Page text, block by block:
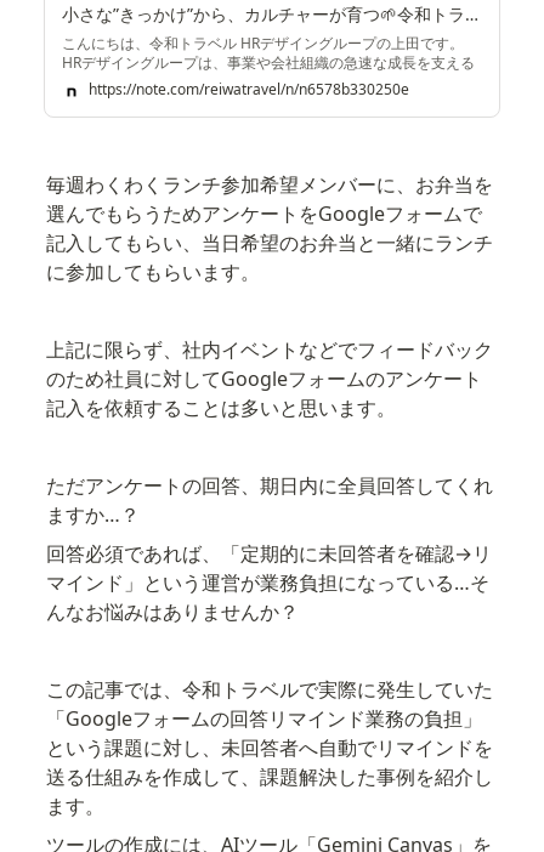
小さな”きっかけ”から、カルチャーが育つ🌱令和トラベルの『わくわくランチ』とは？｜株式会社令和トラベル
こんにちは、令和トラベル HRデザイングループの上田です。
HRデザイングループは、事業や会社組織の急速な成長を支える
ために、制度設計や組織開発、カルチャー醸成や社内コミュニ
ケーションなどの側面からさまざまな施策を企画・実行するチ
ームです。 そんなHRデザイングループの取り組みの一つである
相互理解を醸成する機会として実施しています。 この記事で
は、このランチ企画の様子や、そこに込めた想いをご紹介しま
す。 🥗『わくわくランチ』とは？ メンバー同士が自然につなが
り
https://note.com/reiwatravel/n/n6578b330250e
毎週わくわくランチ参加希望メンバーに、お弁当を
選んでもらうためアンケートをGoogleフォームで
記入してもらい、当日希望のお弁当と一緒にランチ
に参加してもらいます。
上記に限らず、社内イベントなどでフィードバック
のため社員に対してGoogleフォームのアンケート
記入を依頼することは多いと思います。
ただアンケートの回答、期日内に全員回答してくれ
ますか…？
回答必須であれば、「定期的に未回答者を確認→リ
マインド」という運営が業務負担になっている…そ
んなお悩みはありませんか？
この記事では、令和トラベルで実際に発生していた
「Googleフォームの回答リマインド業務の負担」
という課題に対し、未回答者へ自動でリマインドを
送る仕組みを作成して、課題解決した事例を紹介し
ます。
ツールの作成には、AIツール「Gemini Canvas」を